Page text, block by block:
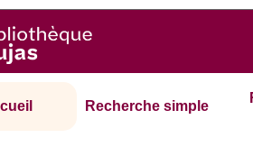
Recherche simple